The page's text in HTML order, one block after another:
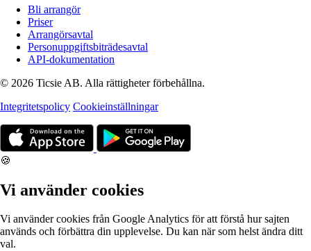
Bli arrangör
Priser
Arrangörsavtal
Personuppgiftsbiträdesavtal
API-dokumentation
© 2026 Ticsie AB. Alla rättigheter förbehållna.
Integritetspolicy Cookieinställningar
🍪
Vi använder cookies
Vi använder cookies från Google Analytics för att förstå hur sajten
används och förbättra din upplevelse. Du kan när som helst ändra ditt
val.